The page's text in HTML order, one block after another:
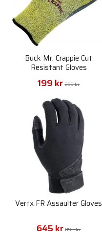
Buck Mr. Crappie Cut
Resistant Gloves
199 kr 299 kr
Vertx FR Assaulter Gloves
645 kr 895 kr